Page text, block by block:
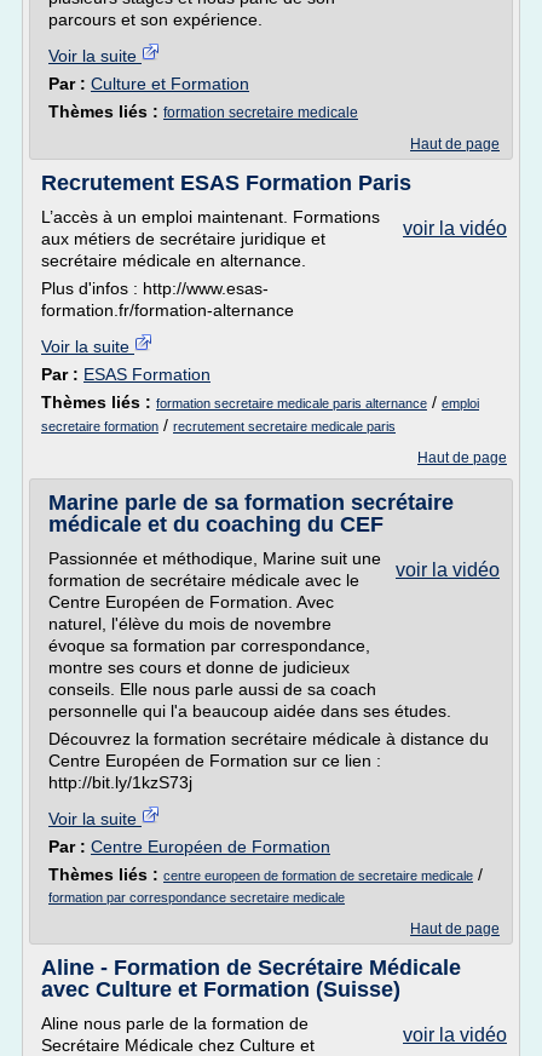
parcours et son expérience.
Voir la suite
Par : Culture et Formation
Thèmes liés : formation secretaire medicale
Haut de page
Recrutement ESAS Formation Paris
voir la vidéo
L’accès à un emploi maintenant. Formations
aux métiers de secrétaire juridique et
secrétaire médicale en alternance.
Plus d'infos : http://www.esas-
formation.fr/formation-alternance
Voir la suite
Par : ESAS Formation
Thèmes liés : formation secretaire medicale paris alternance / emploi
secretaire formation / recrutement secretaire medicale paris
Haut de page
Marine parle de sa formation secrétaire
médicale et du coaching du CEF
voir la vidéo
Passionnée et méthodique, Marine suit une
formation de secrétaire médicale avec le
Centre Européen de Formation. Avec
naturel, l'élève du mois de novembre
évoque sa formation par correspondance,
montre ses cours et donne de judicieux
conseils. Elle nous parle aussi de sa coach
personnelle qui l'a beaucoup aidée dans ses études.
Découvrez la formation secrétaire médicale à distance du
Centre Européen de Formation sur ce lien :
http://bit.ly/1kzS73j
Voir la suite
Par : Centre Européen de Formation
Thèmes liés : centre europeen de formation de secretaire medicale /
formation par correspondance secretaire medicale
Haut de page
Aline - Formation de Secrétaire Médicale
avec Culture et Formation (Suisse)
voir la vidéo
Aline nous parle de la formation de
Secrétaire Médicale chez Culture et